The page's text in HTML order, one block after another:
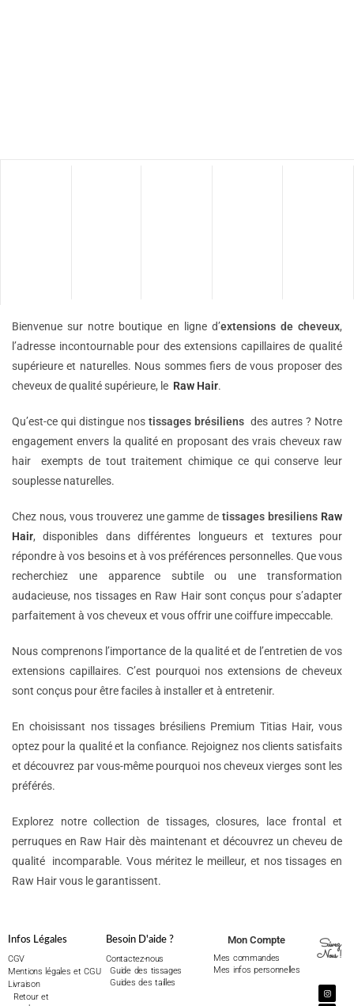
Bienvenue sur notre boutique en ligne d’extensions decheveux,
l’adresse incontournable pour des extensions capillaires de qualité
supérieure et naturelles. Nous sommes fiers de vous proposer des
cheveux de qualité supérieure, le Raw Hair.
Qu’est-ce qui distingue nos tissages brésiliens des autres ? Notre
engagement envers la qualité en proposant des vrais cheveux raw
hair exempts de tout traitement chimique ce qui conserve leur
souplesse naturelles.
Chez nous, vous trouverez une gamme detissages bresiliens Raw
Hair, disponibles dans différentes longueurs et textures pour
répondre à vos besoins et à vos préférences personnelles. Que vous
recherchiez une apparence subtile ou une transformation
audacieuse, nos tissages en Raw Hair sont conçus pour s’adapter
parfaitement à vos cheveux et vous offrir une coiffure impeccable.
Nous comprenons l’importance de la qualité et de l’entretien de vos
extensions capillaires. C’est pourquoi nos extensions de cheveux
sont conçus pour être faciles à installer et à entretenir.
En choisissant nos tissages brésiliens Premium Titias Hair, vous
optez pour la qualité et la confiance. Rejoignez nos clients satisfaits
et découvrez par vous-même pourquoi nos cheveux vierges sont les
préférés.
Explorez notre collection de tissages, closures, lace frontal et
perruques en Raw Hair dès maintenant et découvrez un cheveu de
qualité incomparable. Vous méritez le meilleur, et nos tissages en
Raw Hair vous le garantissent.
Infos Légales
CGV
Mentions légales et CGU
Livraison
Retour et
Besoin D'aide ?
Contactez-nous
Guide des tissages
Guides des tailles
Mon Compte
Mes commandes
Mes infos personnelles
Suivez
Nous !